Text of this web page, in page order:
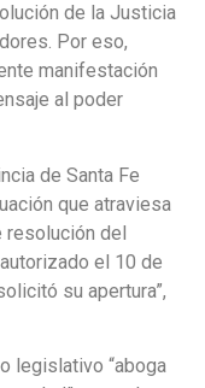
de la Justicia
Por eso,
manifestación
al poder
de Santa Fe
que atraviesa
resolución del
el 10 de
su apertura”,
legislativo “aboga